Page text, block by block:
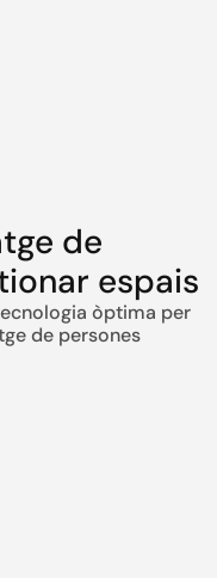
de
espais
òptima per
de persones